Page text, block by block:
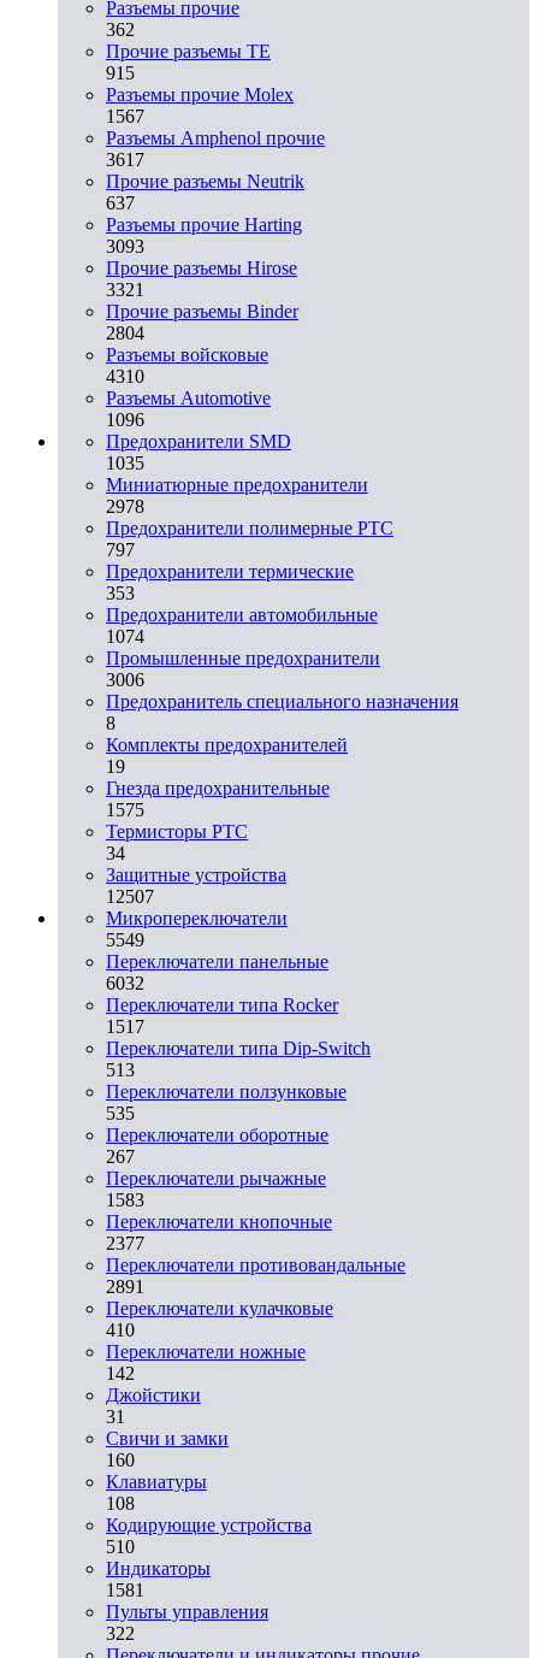
Разъeмы прочие
362
Прочие разъемы TE
915
Разъемы прочие Molex
1567
Разъемы Amphenol прочие
3617
Прочие разъемы Neutrik
637
Разъемы прочие Harting
3093
Прочие разъемы Hirose
3321
Прочие разъемы Binder
2804
Разъемы войсковые
4310
Разъeмы Automotive
1096
Предохранители SMD
1035
Миниатюрные предохранители
2978
Предохранители полимерные PTC
797
Предохранители термические
353
Предохранители автомобильные
1074
Промышленные предохранители
3006
Предохранитель специального назначения
8
Комплекты предохранителей
19
Гнезда предохранительные
1575
Термисторы PTC
34
Защитные устройства
12507
Микропереключатели
5549
Переключатели панельные
6032
Переключатели типа Rocker
1517
Переключатели типа Dip-Switch
513
Переключатели ползунковые
535
Переключатели оборотные
267
Переключатели рычажные
1583
Переключатели кнопочные
2377
Переключатели противовандальные
2891
Переключатели кулачковые
410
Переключатели ножные
142
Джойстики
31
Свичи и замки
160
Клавиатуры
108
Кодирующие устройства
510
Индикаторы
1581
Пульты управления
322